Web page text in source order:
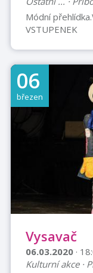
Módní
VSTUPENEK
06
březen
Vysavač
06.03.2020 ·
Kulturní akce ·